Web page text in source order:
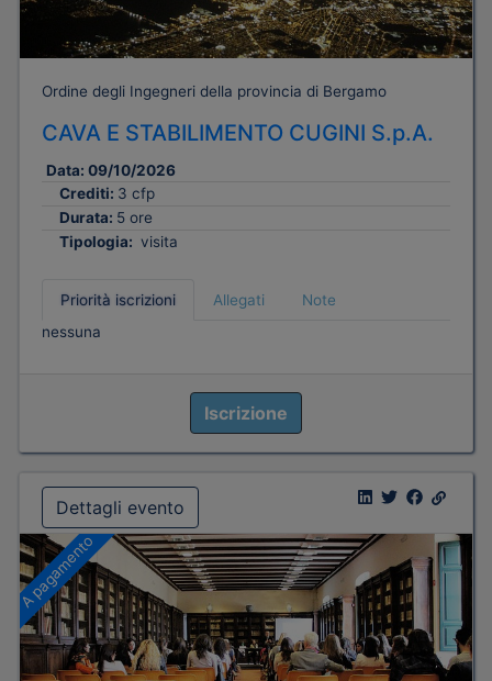
Ordine degli Ingegneri della provincia di Bergamo
CAVA E STABILIMENTO CUGINI S.p.A.
Data: 09/10/2026
Crediti: 3 cfp
Durata: 5 ore
Tipologia: visita
Priorità iscrizioni Allegati
Note
nessuna
Iscrizione
Dettagli evento
A pagamento